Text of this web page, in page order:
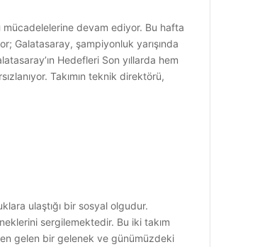
mücadelelerine devam ediyor. Bu hafta
Galatasaray, şampiyonluk yarışında
Hedefleri Son yıllarda hem
Takımın teknik direktörü,
ulaştığı bir sosyal olgudur.
sergilemektedir. Bu iki takım
gelen bir gelenek ve günümüzdeki